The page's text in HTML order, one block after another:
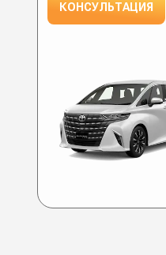
КОНСУЛЬТАЦИЯ